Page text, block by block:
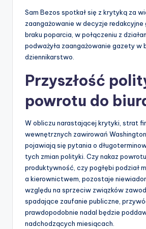
Sam Bezos spotkał się z krytyką za
zaangażowanie w decyzje redakcyjne
braku poparcia, w połączeniu z
podważyła zaangażowanie gazety w
dziennikarstwo.
Przyszłość
powrotu do
W obliczu narastającej krytyki, strat
wewnętrznych zawirowań
pojawiają się pytania o
tych zmian polityki. Czy nakaz
produktywność, czy pogłębi podział
a kierownictwem, pozostaje
względu na sprzeciw związków
spadające zaufanie publiczne,
prawdopodobnie nadal będzie
nadchodzących miesiącach.